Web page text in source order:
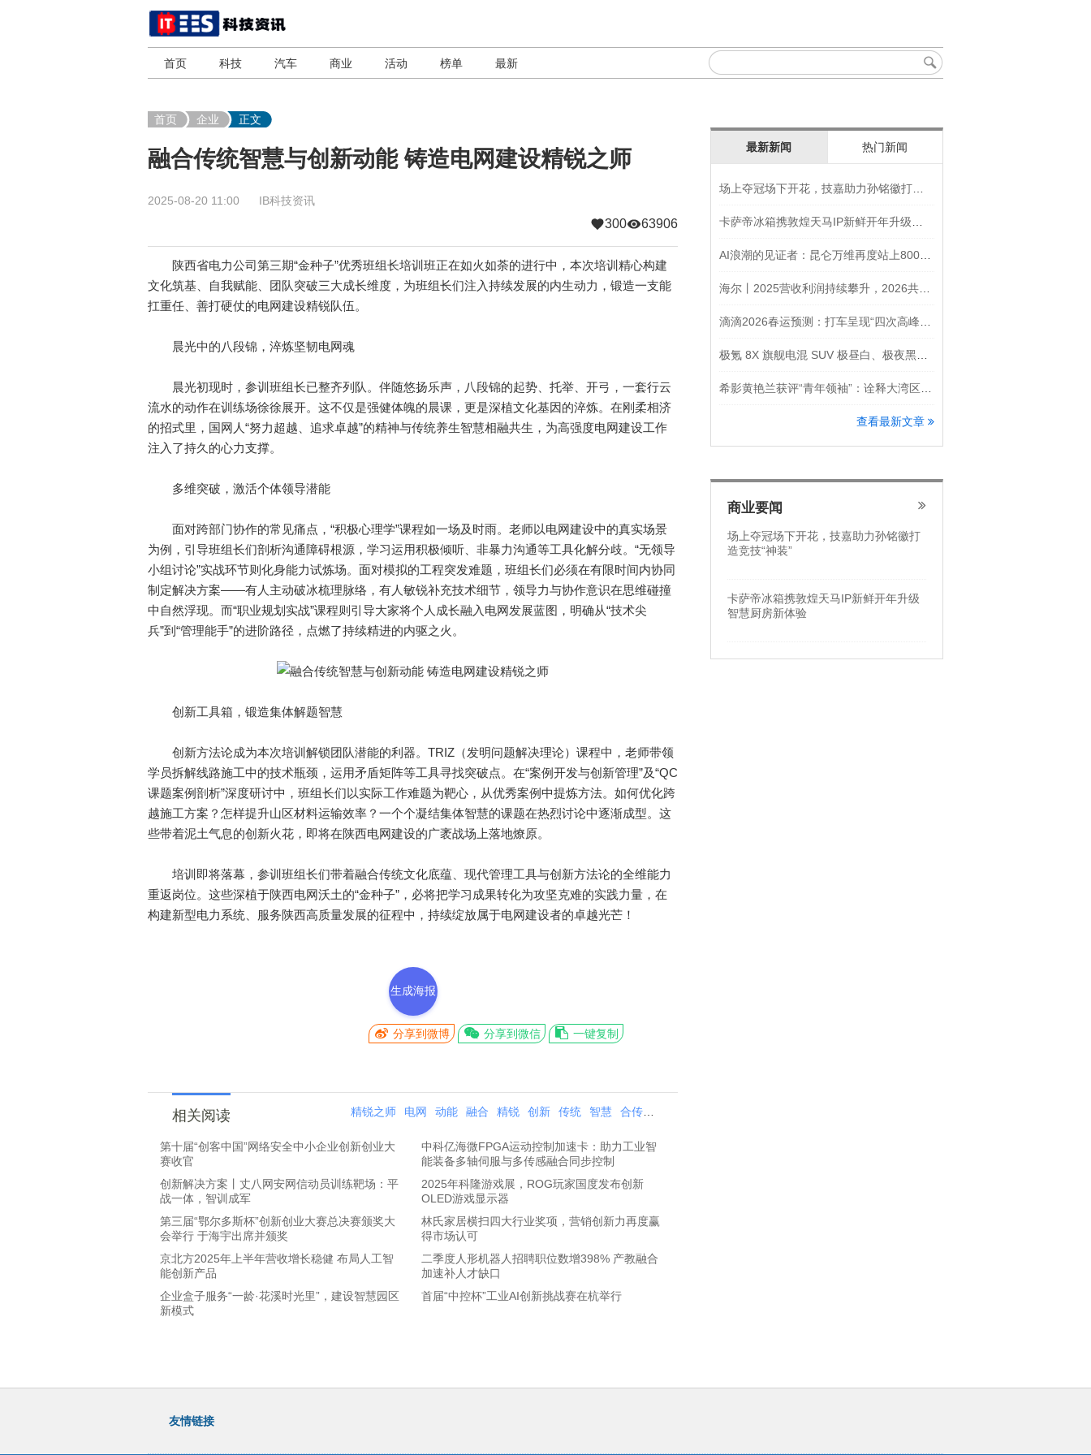
首页 科技 汽车 商业 活动 榜单 最新
首页 企业 正文
融合传统智慧与创新动能 铸造电网建设精锐之师
2025-08-20 11:00 IB科技资讯
300 63906
陕西省电力公司第三期“金种子”优秀班组长培训班正在如火如荼的进行中，本次培训精心构建
文化筑基、自我赋能、团队突破三大成长维度，为班组长们注入持续发展的内生动力，锻造一支能
扛重任、善打硬仗的电网建设精锐队伍。
晨光中的八段锦，淬炼坚韧电网魂
晨光初现时，参训班组长已整齐列队。伴随悠扬乐声，八段锦的起势、托举、开弓，一套行云
流水的动作在训练场徐徐展开。这不仅是强健体魄的晨课，更是深植文化基因的淬炼。在刚柔相济
的招式里，国网人“努力超越、追求卓越”的精神与传统养生智慧相融共生，为高强度电网建设工作
注入了持久的心力支撑。
多维突破，激活个体领导潜能
面对跨部门协作的常见痛点，“积极心理学”课程如一场及时雨。老师以电网建设中的真实场景
为例，引导班组长们剖析沟通障碍根源，学习运用积极倾听、非暴力沟通等工具化解分歧。“无领导
小组讨论”实战环节则化身能力试炼场。面对模拟的工程突发难题，班组长们必须在有限时间内协同
制定解决方案——有人主动破冰梳理脉络，有人敏锐补充技术细节，领导力与协作意识在思维碰撞
中自然浮现。而“职业规划实战”课程则引导大家将个人成长融入电网发展蓝图，明确从“技术尖
兵”到“管理能手”的进阶路径，点燃了持续精进的内驱之火。
创新工具箱，锻造集体解题智慧
创新方法论成为本次培训解锁团队潜能的利器。TRIZ（发明问题解决理论）课程中，老师带领
学员拆解线路施工中的技术瓶颈，运用矛盾矩阵等工具寻找突破点。在“案例开发与创新管理”及“QC
课题案例剖析”深度研讨中，班组长们以实际工作难题为靶心，从优秀案例中提炼方法。如何优化跨
越施工方案？怎样提升山区材料运输效率？一个个凝结集体智慧的课题在热烈讨论中逐渐成型。这
些带着泥土气息的创新火花，即将在陕西电网建设的广袤战场上落地燎原。
培训即将落幕，参训班组长们带着融合传统文化底蕴、现代管理工具与创新方法论的全维能力
重返岗位。这些深植于陕西电网沃土的“金种子”，必将把学习成果转化为攻坚克难的实践力量，在
构建新型电力系统、服务陕西高质量发展的征程中，持续绽放属于电网建设者的卓越光芒！
生成海报
分享到微博 分享到微信 一键复制
相关阅读 精锐之师 电网 动能 融合 精锐 创新 传统 智慧 合传
第十届“创客中国”网络安全中小企业创新创业大
赛收官
中科亿海微FPGA运动控制加速卡：助力工业智
能装备多轴伺服与多传感融合同步控制
创新解决方案丨丈八网安网信动员训练靶场：平
战一体，智训成军
2025年科隆游戏展，ROG玩家国度发布创新
OLED游戏显示器
第三届“鄂尔多斯杯”创新创业大赛总决赛颁奖大
会举行 于海宇出席并颁奖
林氏家居横扫四大行业奖项，营销创新力再度赢
得市场认可
京北方2025年上半年营收增长稳健 布局人工智
能创新产品
二季度人形机器人招聘职位数增398% 产教融合
加速补人才缺口
企业盒子服务“一龄·花溪时光里”，建设智慧园区
新模式
首届“中控杯”工业AI创新挑战赛在杭举行
最新新闻 热门新闻
查看最新文章
商业要闻
场上夺冠场下开花，技嘉助力孙铭徽打
造竞技“神装”
卡萨帝冰箱携敦煌天马IP新鲜开年升级
智慧厨房新体验
友情链接